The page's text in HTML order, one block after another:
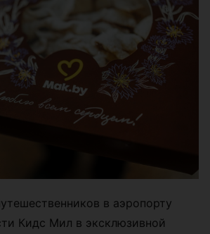
в аэропорту
Кидс Мил в эксклюзивной